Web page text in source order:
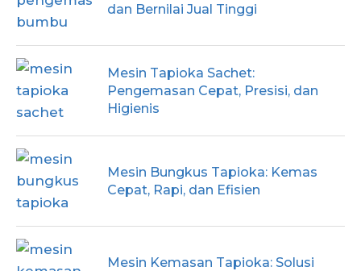
dan Bernilai Jual Tinggi
Mesin Tapioka Sachet:
Pengemasan Cepat, Presisi, dan
Higienis
Mesin Bungkus Tapioka: Kemas
Cepat, Rapi, dan Efisien
Mesin Kemasan Tapioka: Solusi